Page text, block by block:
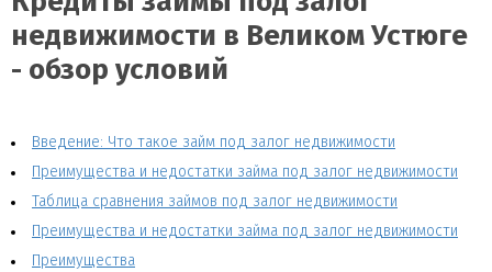
недвижимости в Великом Устюге
- обзор условий
Введение: Что такое займ под залог недвижимости
Преимущества и недостатки займа под залог недвижимости
Таблица сравнения займов под залог недвижимости
Преимущества и недостатки займа под залог недвижимости
Преимущества